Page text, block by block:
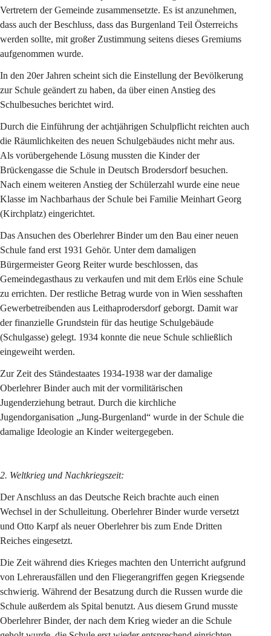
Vertretern der Gemeinde zusammensetzte. Es ist anzunehmen,
dass auch der Beschluss, dass das Burgenland Teil Österreichs
werden sollte, mit großer Zustimmung seitens dieses Gremiums
aufgenommen wurde.
In den 20er Jahren scheint sich die Einstellung der Bevölkerung
zur Schule geändert zu haben, da über einen Anstieg des
Schulbesuches berichtet wird.
Durch die Einführung der achtjährigen Schulpflicht reichten auch
die Räumlichkeiten des neuen Schulgebäudes nicht mehr aus.
Als vorübergehende Lösung mussten die Kinder der
Brückengasse die Schule in Deutsch Brodersdorf besuchen.
Nach einem weiteren Anstieg der Schülerzahl wurde eine neue
Klasse im Nachbarhaus der Schule bei Familie Meinhart Georg
(Kirchplatz) eingerichtet.
Das Ansuchen des Oberlehrer Binder um den Bau einer neuen
Schule fand erst 1931 Gehör. Unter dem damaligen
Bürgermeister Georg Reiter wurde beschlossen, das
Gemeindegasthaus zu verkaufen und mit dem Erlös eine Schule
zu errichten. Der restliche Betrag wurde von in Wien sesshaften
Gewerbetreibenden aus Leithaprodersdorf geborgt. Damit war
der finanzielle Grundstein für das heutige Schulgebäude
(Schulgasse) gelegt. 1934 konnte die neue Schule schließlich
eingeweiht werden.
Zur Zeit des Ständestaates 1934-1938 war der damalige
Oberlehrer Binder auch mit der vormilitärischen
Jugenderziehung betraut. Durch die kirchliche
Jugendorganisation „Jung-Burgenland“ wurde in der Schule die
damalige Ideologie an Kinder weitergegeben.
2. Weltkrieg und Nachkriegszeit:
Der Anschluss an das Deutsche Reich brachte auch einen
Wechsel in der Schulleitung. Oberlehrer Binder wurde versetzt
und Otto Karpf als neuer Oberlehrer bis zum Ende Dritten
Reiches eingesetzt.
Die Zeit während dies Krieges machten den Unterricht aufgrund
von Lehrerausfällen und den Fliegerangriffen gegen Kriegsende
schwierig. Während der Besatzung durch die Russen wurde die
Schule außerdem als Spital benutzt. Aus diesem Grund musste
Oberlehrer Binder, der nach dem Krieg wieder an die Schule